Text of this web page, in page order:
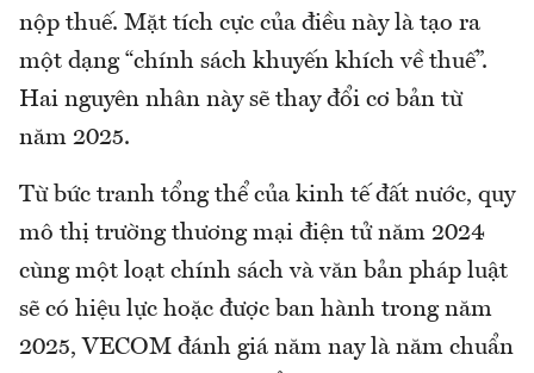
nộp thuế. Mặt tích cực của điều này là tạo ra
một dạng “chính sách khuyến khích về thuế”.
Hai nguyên nhân này sẽ thay đổi cơ bản từ
năm 2025.
Từ bức tranh tổng thể của kinh tế đất nước, quy
mô thị trường thương mại điện tử năm 2024
cùng một loạt chính sách và văn bản pháp luật
sẽ có hiệu lực hoặc được ban hành trong năm
2025, VECOM đánh giá năm nay là năm chuẩn